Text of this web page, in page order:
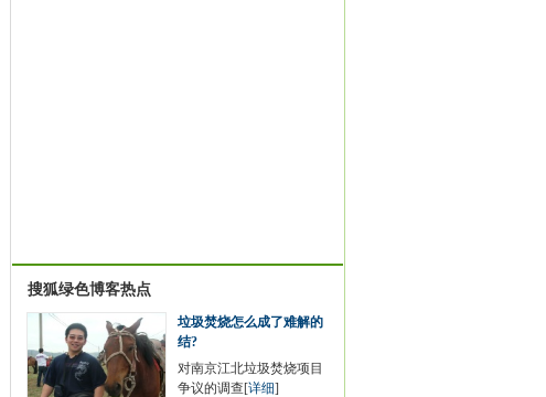
搜狐绿色博客热点
垃圾焚烧怎么成了难解的
结?
对南京江北垃圾焚烧项目
争议的调查[详细]